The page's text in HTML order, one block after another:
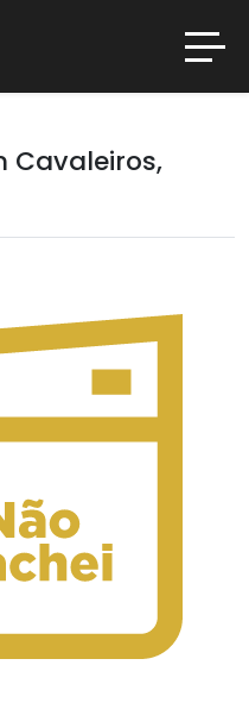
Cavaleiros,